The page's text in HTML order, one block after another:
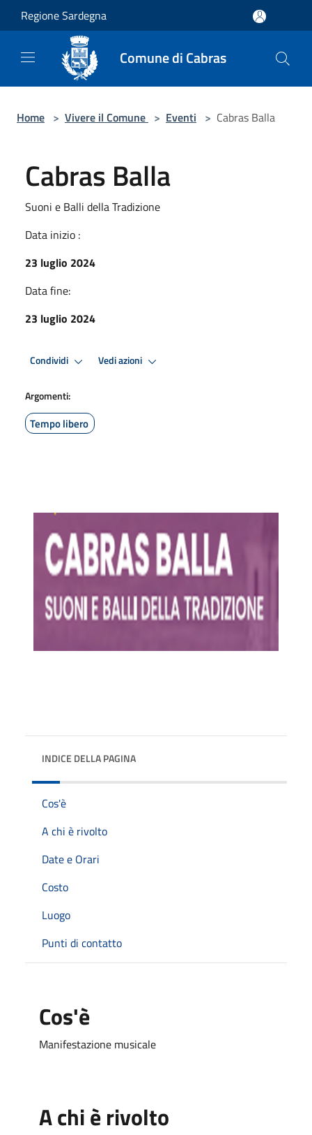
Salta al contenuto principale
Regione Sardegna
Comune di Cabras
Home > Vivere il Comune > Eventi > Cabras Balla
Cabras Balla
Suoni e Balli della Tradizione
Data inizio :
23 luglio 2024
Data fine:
23 luglio 2024
Condividi Vedi azioni
Argomenti:
Tempo libero
INDICE DELLA PAGINA
Cos'è
A chi è rivolto
Date e Orari
Costo
Luogo
Punti di contatto
Cos'è
Manifestazione musicale
A chi è rivolto